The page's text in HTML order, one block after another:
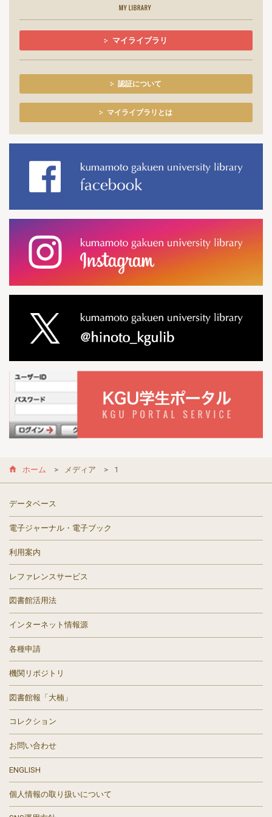
マイライブラリ
認証について
マイライブラリとは
ホーム メディア 1
データベース
電子ジャーナル・電子ブック
利用案内
レファレンスサービス
図書館活用法
インターネット情報源
各種申請
機関リポジトリ
図書館報「大楠」
コレクション
お問い合わせ
ENGLISH
個人情報の取り扱いについて